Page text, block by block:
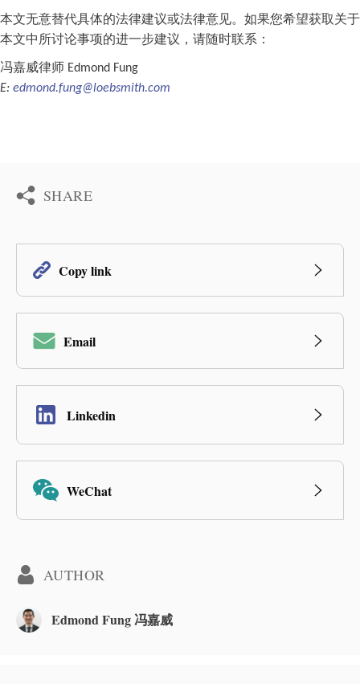
本文无意替代具体的法律建议或法律意见。如果您希望获取关于
本文中所讨论事项的进一步建议，请随时联系：
冯嘉威律师 Edmond Fung
E: edmond.fung@loebsmith.com
SHARE
Copy link
Email
Linkedin
WeChat
AUTHOR
Edmond Fung 冯嘉威